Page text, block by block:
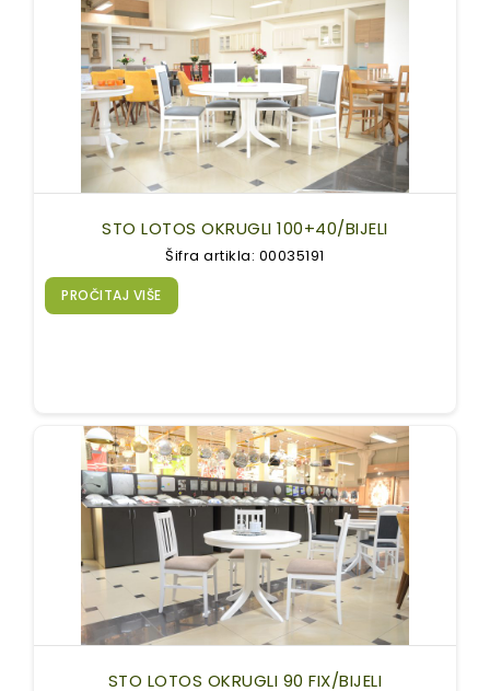
STO LOTOS OKRUGLI 100+40/BIJELI
Šifra artikla: 00035191
PROČITAJ VIŠE
STO LOTOS OKRUGLI 90 FIX/BIJELI